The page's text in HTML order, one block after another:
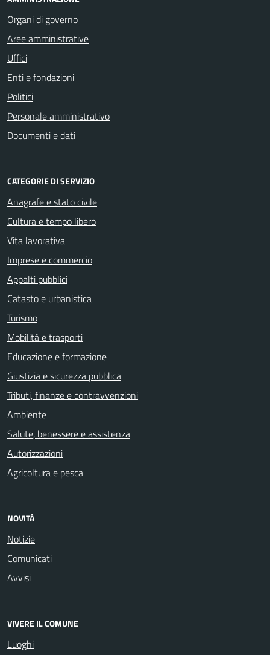
Organi di governo
Aree amministrative
Uffici
Enti e fondazioni
Politici
Personale amministrativo
Documenti e dati
CATEGORIE DI SERVIZIO
Anagrafe e stato civile
Cultura e tempo libero
Vita lavorativa
Imprese e commercio
Appalti pubblici
Catasto e urbanistica
Turismo
Mobilità e trasporti
Educazione e formazione
Giustizia e sicurezza pubblica
Tributi, finanze e contravvenzioni
Ambiente
Salute, benessere e assistenza
Autorizzazioni
Agricoltura e pesca
NOVITÀ
Notizie
Comunicati
Avvisi
VIVERE IL COMUNE
Luoghi